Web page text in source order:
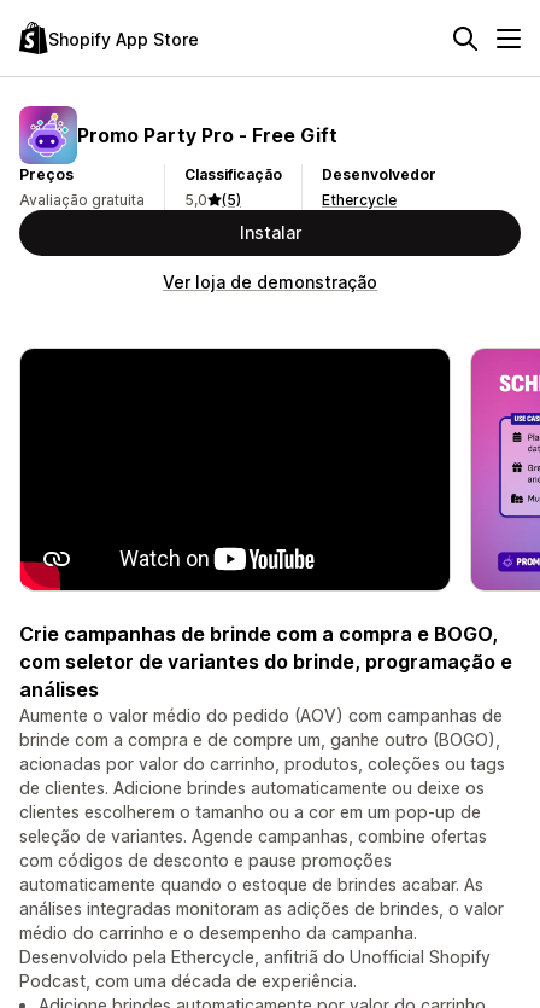
Shopify App Store
Promo Party Pro ‑ Free Gift
Preços
Avaliação gratuita
Classificação
5,0
(5)
Desenvolvedor
Ethercycle
Instalar
Ver loja de demonstração
Crie campanhas de brinde com a compra e BOGO,
com seletor de variantes do brinde, programação e
análises
Aumente o valor médio do pedido (AOV) com campanhas de
brinde com a compra e de compre um, ganhe outro (BOGO),
acionadas por valor do carrinho, produtos, coleções ou tags
de clientes. Adicione brindes automaticamente ou deixe os
clientes escolherem o tamanho ou a cor em um pop-up de
seleção de variantes. Agende campanhas, combine ofertas
com códigos de desconto e pause promoções
automaticamente quando o estoque de brindes acabar. As
análises integradas monitoram as adições de brindes, o valor
médio do carrinho e o desempenho da campanha.
Desenvolvido pela Ethercycle, anfitriã do Unofficial Shopify
Podcast, com uma década de experiência.